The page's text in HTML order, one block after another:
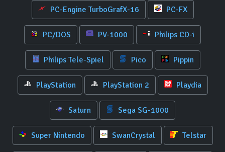
PC-Engine TurboGrafX-16 PC-FX
PC/DOS PV-1000 Philips CD-i
Philips Tele-Spiel Pico Pippin
PlayStation PlayStation 2 Playdia
Saturn Sega SG-1000
Super Nintendo SwanCrystal Telstar